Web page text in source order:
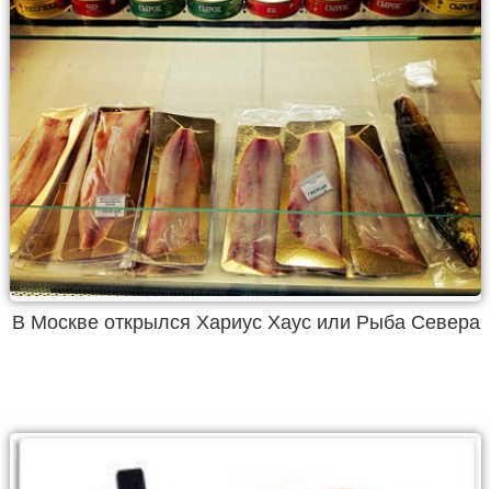
В Москве открылся Хариус Хаус или Рыба Севера